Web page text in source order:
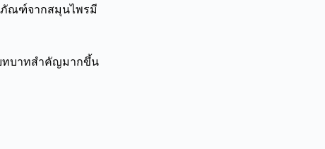
ภัณฑ์จากสมุนไพรมี
ทบาทสําคัญมากขึ้น